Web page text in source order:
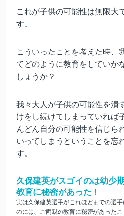
これが子供の可能性は無限大
す。
こういったことを考えた時、
てどのように教育をしていか
しょうか？
我々大人が子供の可能性を潰
けをし続けてしまっていれば
んどん自分の可能性を信じら
いってしまうということを忘
す。
久保建英がスゴイのは幼少
教育に秘密があった！
実は久保建英選手がこれほどまでの選手
のには、ご両親の教育に秘密があったこ